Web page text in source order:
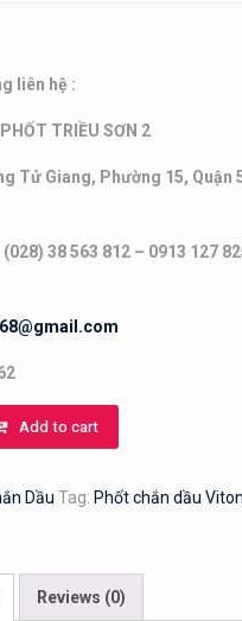
liên hệ :
TRIỀU SƠN 2
Tử Giang, Phường 15, Quận
38 563 812 – 0913 127
Add to cart
Dầu Tag: Phốt chắn dầu
Reviews (0)